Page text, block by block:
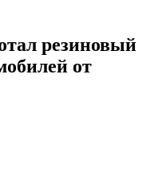
резиновый
от